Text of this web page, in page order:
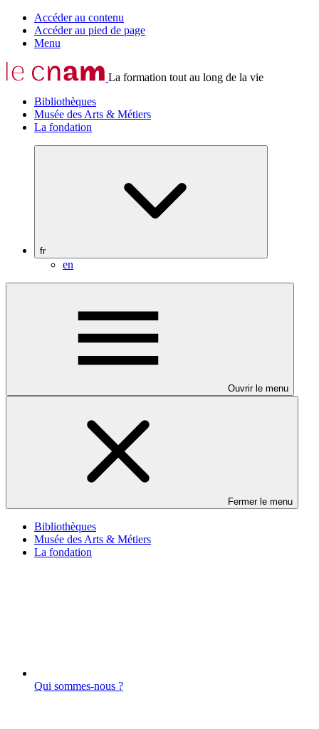
Accéder au contenu
Accéder au pied de page
Menu
La formation tout au long de la vie
Bibliothèques
Musée des Arts & Métiers
La fondation
fr
en
Ouvrir le menu
Fermer le menu
Bibliothèques
Musée des Arts & Métiers
La fondation
Qui sommes-nous ?